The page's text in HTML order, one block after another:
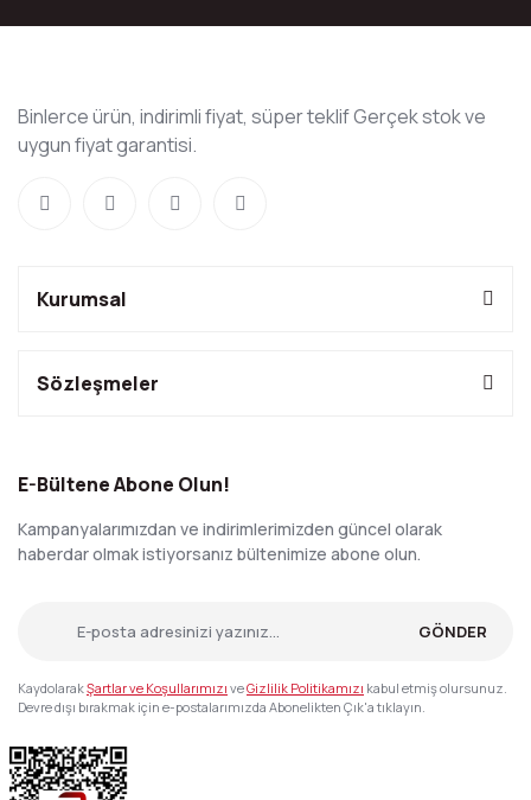
Binlerce ürün, indirimli fiyat, süper teklif Gerçek stok ve
uygun fiyat garantisi.
Kurumsal
Sözleşmeler
E-Bültene Abone Olun!
Kampanyalarımızdan ve indirimlerimizden güncel olarak
haberdar olmak istiyorsanız bültenimize abone olun.
GÖNDER
KaydolarakŞartlar ve Koşullarımızı veGizlilik Politikamızı kabul etmiş olursunuz.
Devre dışı bırakmak için e-postalarımızda Abonelikten Çık'a tıklayın.